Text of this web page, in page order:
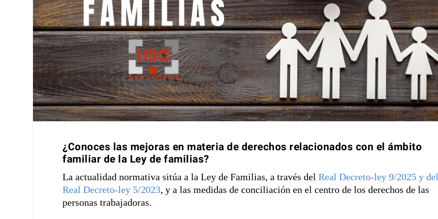
¿Conoces las mejoras en materia de derechos relacionados con el ámbito
familiar de la Ley de familias?
La actualidad normativa sitúa a la Ley de Familias, a través delReal Decreto-ley 9/2025 y del
Real Decreto-ley 5/2023, y a las medidas de conciliación en el centro de los derechos de las
personas trabajadoras.